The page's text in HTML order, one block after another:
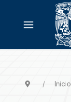
Inicio